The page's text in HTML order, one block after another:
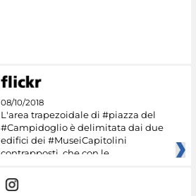
08/10/2018
L'area trapezoidale di #piazza del
#Campidoglio è delimitata dai due
edifici dei #MuseiCapitolini
contrapposti, che con le